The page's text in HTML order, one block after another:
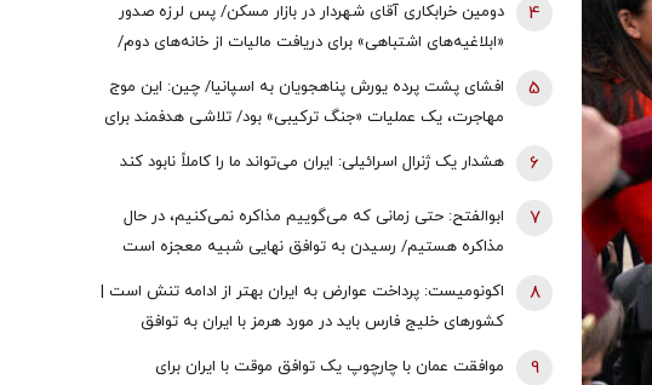
دومین خرابکاری آقای شهردار در بازار مسکن/ پس لرزه صدور
«ابلاغیه‌های اشتباهی» برای دریافت مالیات از خانه‌‌های دوم/
4
افشای پشت پرده یورش پناهجویان به اسپانیا/ چین: این موج
مهاجرت، یک عملیات «جنگ ترکیبی» بود/ تلاشی هدفمند برای
5
هشدار یک ژنرال اسرائیلی: ایران می‌تواند ما را کاملاً نابود کند 6
ابوالفتح: حتی زمانی که می‌گوییم مذاکره نمی‌کنیم، در حال
مذاکره هستیم/ رسیدن به توافق نهایی شبیه معجزه است
7
اکونومیست: پرداخت عوارض به ایران بهتر از ادامه تنش است |
کشورهای خلیج فارس باید در مورد هرمز با ایران به توافق
8
موافقت عمان با چارچوپ یک توافق موقت با ایران برای
9